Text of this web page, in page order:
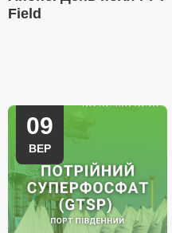
Field
09
ВЕР